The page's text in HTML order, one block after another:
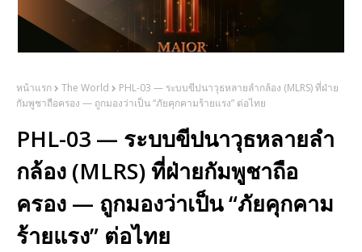
หน้าแรก The World
PHL-03 — ระบบขีปนาวุธหลายลำกล้อง (MLRS) ที่ฝ่าย
กัมพูชาถือครอง — ถูกมองว่าเป็น “ภัยคุกคามร้ายแรง” ต่อไทย
PHL-03 — ระบบขีปนาวุธหลายลำ
กล้อง (MLRS) ที่ฝ่ายกัมพูชาถือ
ครอง — ถูกมองว่าเป็น “ภัยคุกคาม
ร้ายแรง” ต่อไทย